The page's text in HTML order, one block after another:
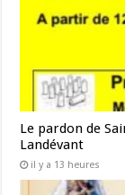
Le pardon de
Landévant
il y a 13 heures